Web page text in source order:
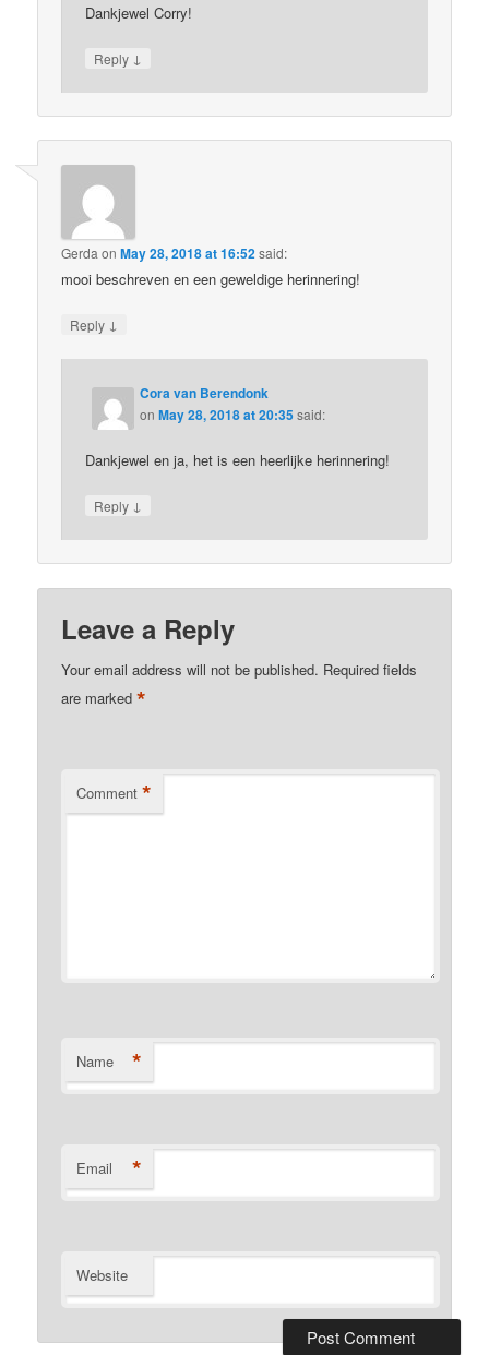
Dankjewel Corry!
Reply ↓
Gerda onMay 28, 2018 at 16:52said:
mooi beschreven en een geweldige herinnering!
Reply ↓
Cora van Berendonk
onMay 28, 2018 at 20:35said:
Dankjewel en ja, het is een heerlijke herinnering!
Reply ↓
Leave a Reply
Your email address will not be published. Required fields
are marked*
Comment *
Name *
Email *
Website